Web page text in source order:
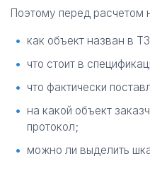
Поэтому перед расчетом
как объект назван в
что стоит в
что фактически
на какой объект
протокол;
можно ли выделить